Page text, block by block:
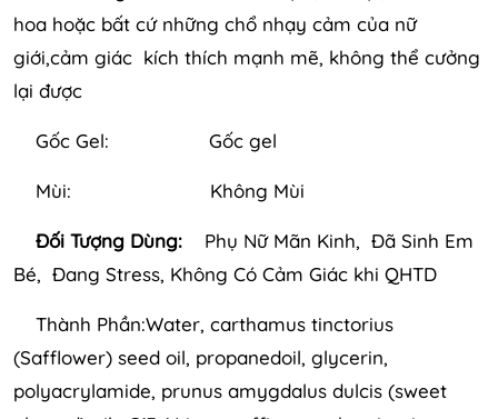
hoa hoặc bất cứ những chổ nhạy cảm của nữ
giới,cảm giác kích thích mạnh mẽ, không thể cưởng
lại được
Gốc Gel: Gốc gel
Mùi: Không Mùi
Đối Tượng Dùng:
Phụ Nữ Mãn Kinh, Đã Sinh Em
Bé, Đang Stress, Không Có Cảm Giác khi QHTD
Thành Phần:Water, carthamus tinctorius
(Safflower) seed oil, propanedoil, glycerin,
polyacrylamide, prunus amygdalus dulcis (sweet